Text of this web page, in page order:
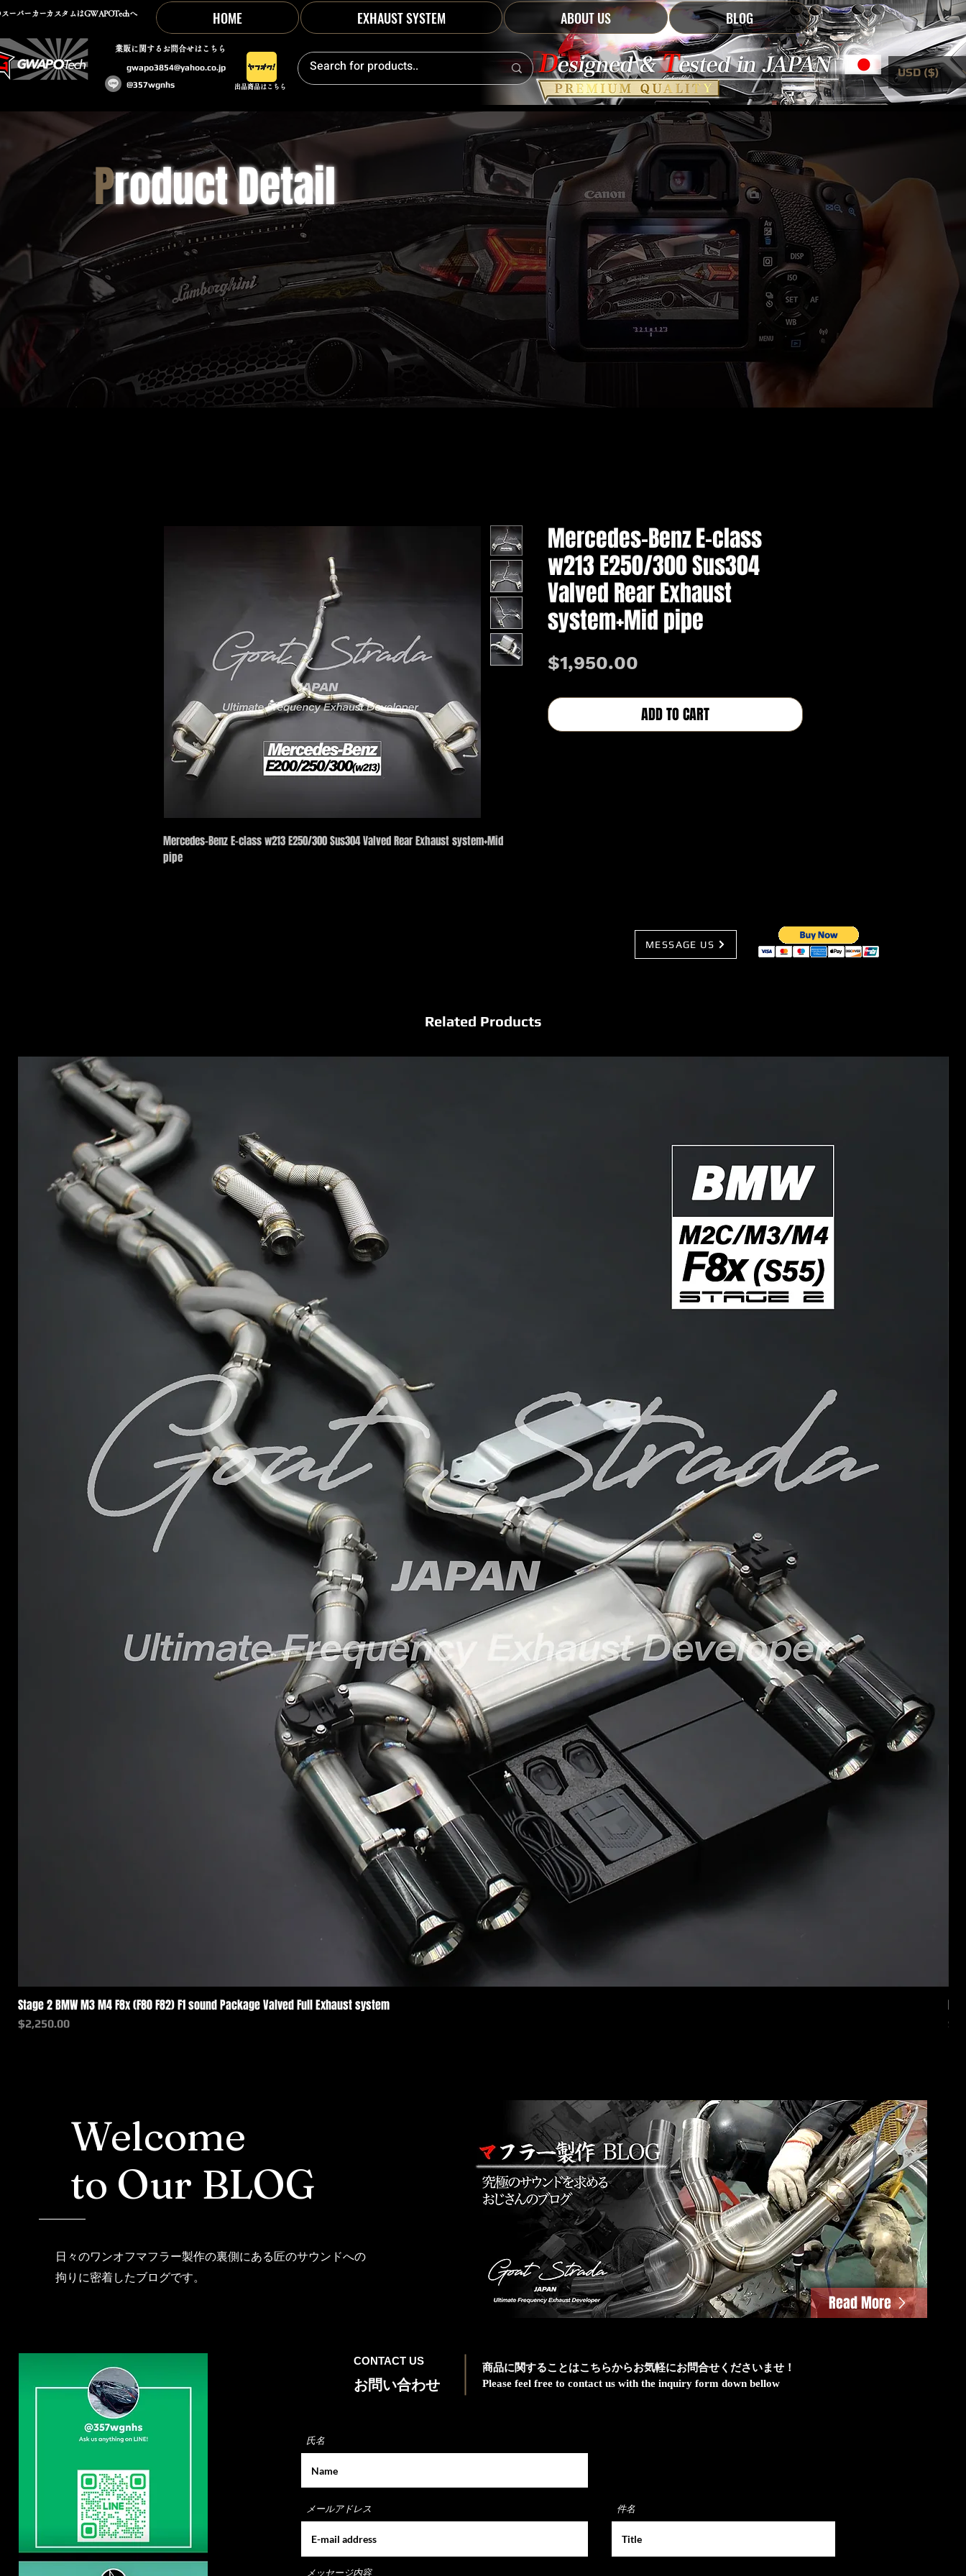
ーパーカーカスタムはGWAPOTechへ
​業販に関するお問合せはこちら
gwapo3854@yahoo.co.jp
@357wgnhs
出品商品はこちら
HOME EXHAUST SYSTEM ABOUT US BLOG
USD ($)
Product Detail
Mercedes-Benz E-class w213 E250/300 Sus304 Valved Rear Exhaust system+Mid
pipe
Mercedes-Benz E-class
w213 E250/300 Sus304
Valved Rear Exhaust
system+Mid pipe
$1,950.00
ADD TO CART
MESSAGE US
Related Products
Stage 2 BMW M3 M4 F8x (F80 F82) F1 sound Package Valved Full Exhaust system
価格
$2,250.00 価
Welcome
to Our BLOG
日々のワンオフマフラー製作の裏側にある匠のサウンドへの
拘りに密着したブログです。
Read More
商品に関することはこちらからお気軽にお問合せくださいませ！
Please feel free to contact us with the inquiry form down bellow
CONTACT US
お問い合わせ
氏名
メールアドレス 件名
メッセージ内容